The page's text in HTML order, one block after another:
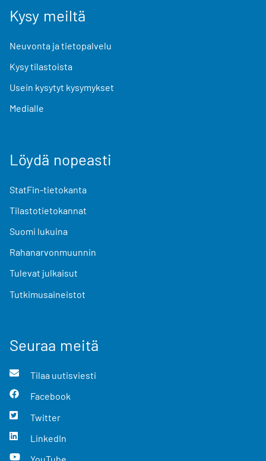
Kysy meiltä
Neuvonta ja tietopalvelu
Kysy tilastoista
Usein kysytyt kysymykset
Medialle
Löydä nopeasti
StatFin-tietokanta
Tilastotietokannat
Suomi lukuina
Rahanarvonmuunnin
Tulevat julkaisut
Tutkimusaineistot
Seuraa meitä
Tilaa uutisviesti
Facebook
Twitter
LinkedIn